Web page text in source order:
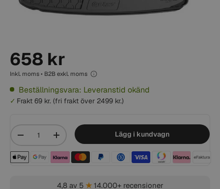
658 kr
Inkl. moms • B2B exkl. moms
Beställningsvara: Leveranstid okänd
Frakt 69 kr. (fri frakt över 2499 kr.)
-
+ Lägg i kundvagn
Betalningsmetoder
4,8 av 5 ★14.000+ recensioner